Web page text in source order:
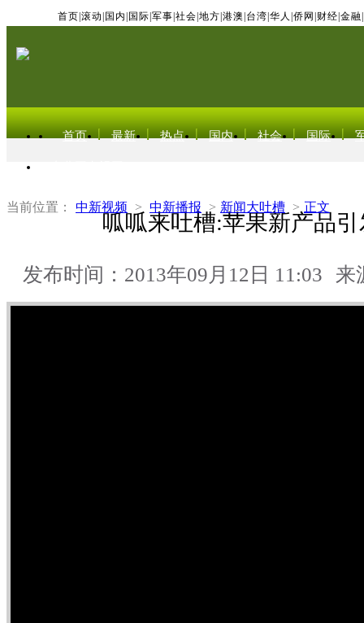
首页 滚动 国内 国际 军事 社会 地方 港澳 台湾 华人 侨网 财经 金融
首页 最新 热点 国内 社会 国际
当前位置： 中新视频 > 中新播报 > 新闻大吐槽 > 正文
呱呱来吐槽:苹果新产品
发布时间：2013年09月12日 11:03 来